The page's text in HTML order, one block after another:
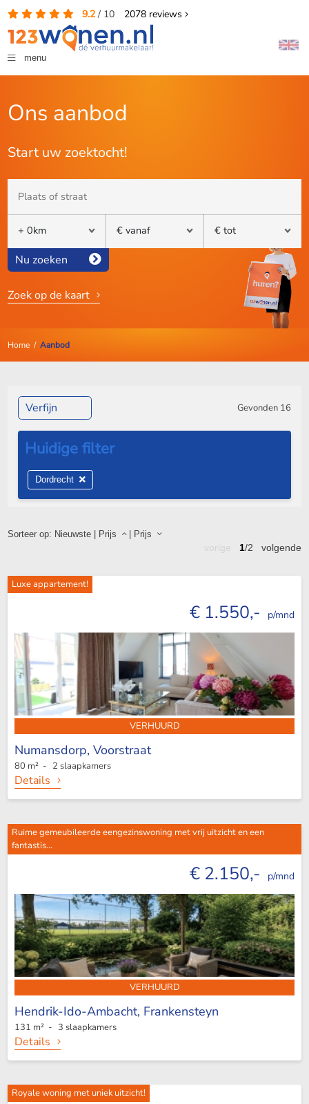
9.2/ 10 2078reviews
menu
Ons aanbod
Start uw zoektocht!
Nu zoeken
Zoek op de kaart
Home/ Aanbod
Sorteer op: Nieuwste| Prijs | Prijs
1/2volgende
Luxe appartement!
€ 1.550,- p/mnd
VERHUURD
Numansdorp, Voorstraat
80 m² - 2 slaapkamers
Details
Ruime gemeubileerde eengezinswoning met vrij uitzicht en een
fantastis...
€ 2.150,- p/mnd
VERHUURD
Hendrik-Ido-Ambacht, Frankensteyn
131 m² - 3 slaapkamers
Details
Royale woning met uniek uitzicht!
Verfijn Gevonden 16
Dordrecht